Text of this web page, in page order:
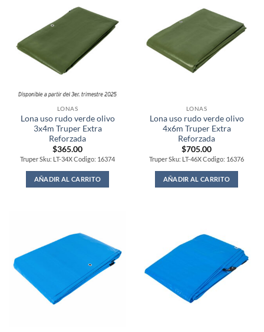
LONAS
Lona uso rudo verde olivo
3x4m Truper Extra
Reforzada
$365.00
Truper Sku: LT-34X Codigo: 16374
AÑADIR AL CARRITO
LONAS
Lona uso rudo verde olivo
4x6m Truper Extra
Reforzada
$705.00
Truper Sku: LT-46X Codigo: 16376
AÑADIR AL CARRITO